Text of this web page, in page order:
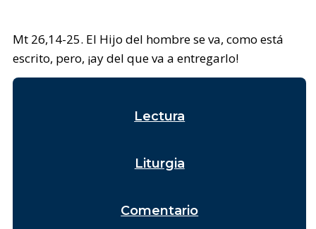
Mt 26,14-25. El Hijo del hombre se va, como está
escrito, pero, ¡ay del que va a entregarlo!
Lectura
Liturgia
Comentario